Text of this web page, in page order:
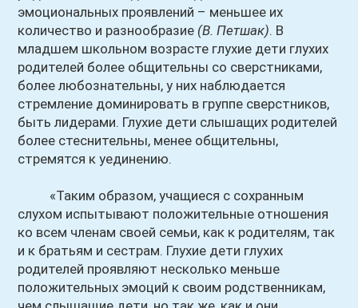
эмоциональных проявлений – меньшее их
количество и разнообразие (В. Петшак). В
младшем школьном возрасте глухие дети глухих
родителей более общительны со сверстниками,
более любознательны, у них наблюдается
стремление доминировать в группе сверстников,
быть лидерами. Глухие дети слышащих родителей
более стеснительны, менее общительны,
стремятся к уединению.
«Таким образом, учащиеся с сохранным
слухом испытывают положительные отношения
ко всем членам своей семьи, как к родителям, так
и к братьям и сестрам. Глухие дети глухих
родителей проявляют несколько меньше
положительных эмоций к своим родственникам,